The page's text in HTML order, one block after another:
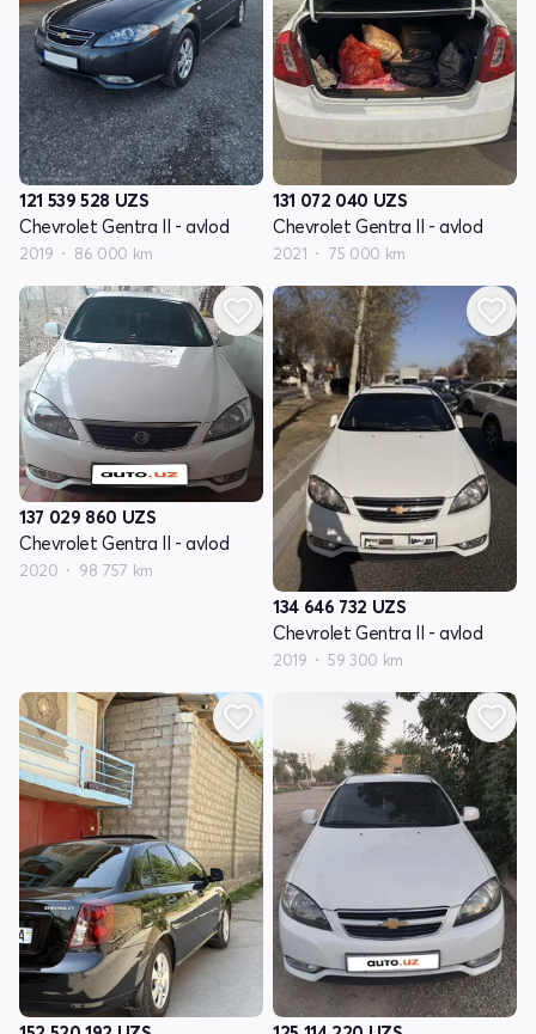
121 539 528 UZS
Chevrolet Gentra II - avlod
2019 86 000 km
131 072 040 UZS
Chevrolet Gentra II - avlod
2021 75 000 km
137 029 860 UZS
Chevrolet Gentra II - avlod
2020 98 757 km
134 646 732 UZS
Chevrolet Gentra II - avlod
2019 59 300 km